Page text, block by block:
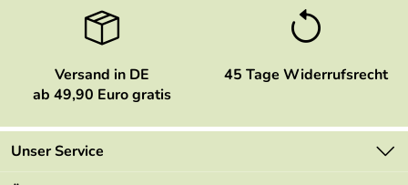
Versand in DE
ab 49,90 Euro gratis
45 Tage Widerrufsrecht
Unser Service